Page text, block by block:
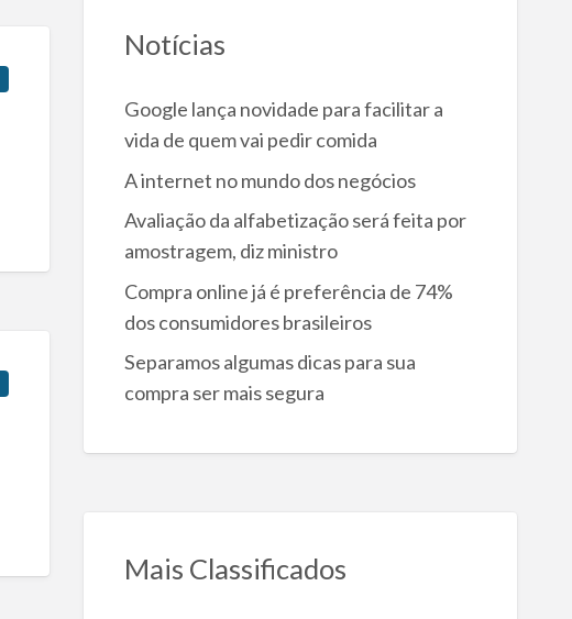
Notícias
Google lança novidade para facilitar a
vida de quem vai pedir comida
A internet no mundo dos negócios
Avaliação da alfabetização será feita por
amostragem, diz ministro
Compra online já é preferência de 74%
dos consumidores brasileiros
Separamos algumas dicas para sua
compra ser mais segura
Mais Classificados